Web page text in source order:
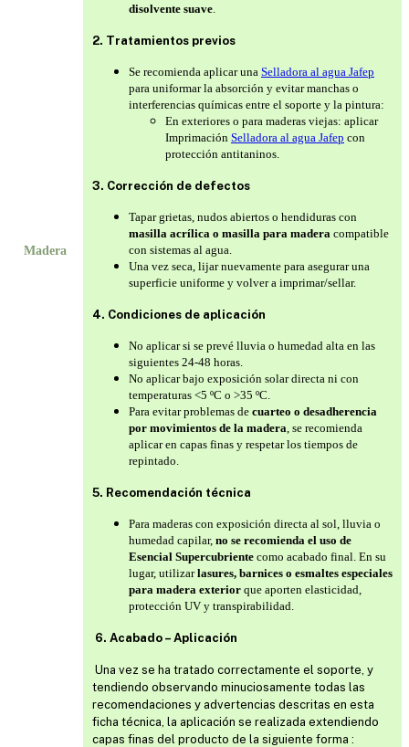
Madera
disolvente suave
2. Tratamientos previos
Se recomienda aplicar una Selladora al agua Jafep
para uniformar la absorción y evitar manchas o
interferencias químicas entre el soporte y la pintura:
En exteriores o para maderas viejas: aplicar
Imprimación Selladora al agua Jafep con
protección antitaninos.
3. Corrección de defectos
Tapar grietas, nudos abiertos o hendiduras con
masilla acrílica o masilla para madera compatible
con sistemas al agua.
Una vez seca, lijar nuevamente para asegurar una
superficie uniforme y volver a imprimar/sellar.
4. Condiciones de aplicación
No aplicar si se prevé lluvia o humedad alta en las
siguientes 24-48 horas.
No aplicar bajo exposición solar directa ni con
temperaturas <5 ºC o >35 ºC.
Para evitar problemas de cuarteo o desadherencia
por movimientos de la madera , se recomienda
aplicar en capas finas y respetar los tiempos de
repintado.
5. Recomendación técnica
Para maderas con exposición directa al sol, lluvia o
humedad capilar, no se recomienda el uso de
Esencial Supercubriente como acabado final. En su
lugar, utilizarlasures, barnices o esmaltes especiales
para madera exterior que aporten elasticidad,
protección UV y transpirabilidad.
6. Acabado – Aplicación
Una vez se ha tratado correctamente el soporte, y
tendiendo observando minuciosamente todas las
recomendaciones y advertencias descritas en esta
ficha técnica, la aplicación se realizada extendiendo
capas finas del producto de la siguiente forma :